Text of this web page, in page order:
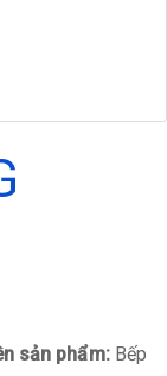
sản phẩm: Bếp